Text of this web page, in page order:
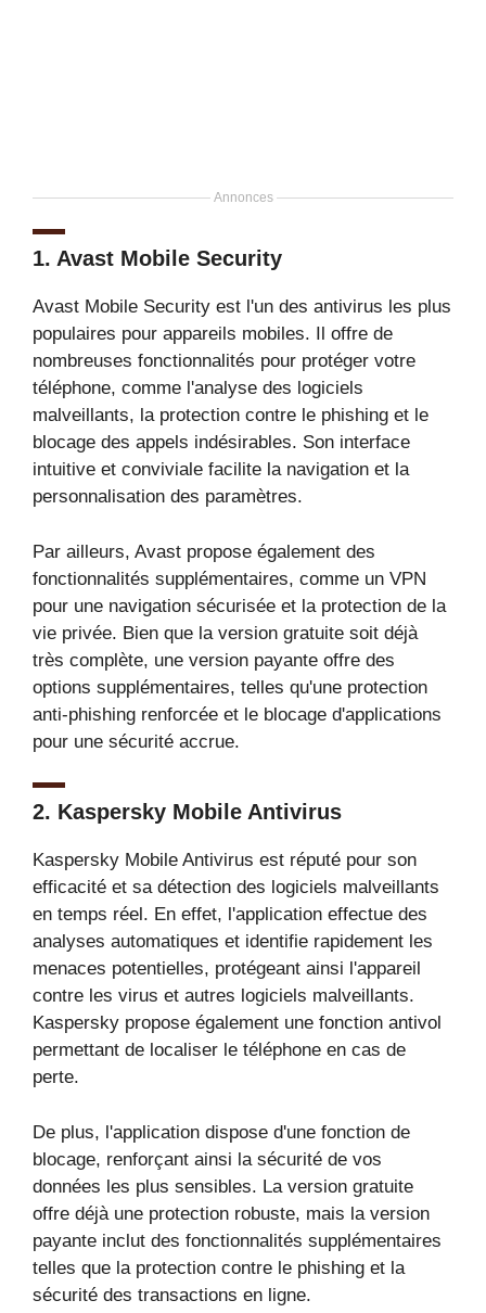
Annonces
1. Avast Mobile Security
Avast Mobile Security est l'un des antivirus les plus
populaires pour appareils mobiles. Il offre de
nombreuses fonctionnalités pour protéger votre
téléphone, comme l'analyse des logiciels
malveillants, la protection contre le phishing et le
blocage des appels indésirables. Son interface
intuitive et conviviale facilite la navigation et la
personnalisation des paramètres.
Par ailleurs, Avast propose également des
fonctionnalités supplémentaires, comme un VPN
pour une navigation sécurisée et la protection de la
vie privée. Bien que la version gratuite soit déjà
très complète, une version payante offre des
options supplémentaires, telles qu'une protection
anti-phishing renforcée et le blocage d'applications
pour une sécurité accrue.
2. Kaspersky Mobile Antivirus
Kaspersky Mobile Antivirus est réputé pour son
efficacité et sa détection des logiciels malveillants
en temps réel. En effet, l'application effectue des
analyses automatiques et identifie rapidement les
menaces potentielles, protégeant ainsi l'appareil
contre les virus et autres logiciels malveillants.
Kaspersky propose également une fonction antivol
permettant de localiser le téléphone en cas de
perte.
De plus, l'application dispose d'une fonction de
blocage, renforçant ainsi la sécurité de vos
données les plus sensibles. La version gratuite
offre déjà une protection robuste, mais la version
payante inclut des fonctionnalités supplémentaires
telles que la protection contre le phishing et la
sécurité des transactions en ligne.